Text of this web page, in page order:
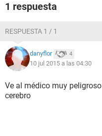
1 respuesta
RESPUESTA 1 / 1
danyflor 4
10 jul 2015 a las 04:30
Ve al médico muy
cerebro